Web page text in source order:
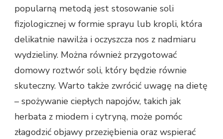
popularną metodą jest stosowanie soli
fizjologicznej w formie sprayu lub kropli, która
delikatnie nawilża i oczyszcza nos z nadmiaru
wydzieliny. Można również przygotować
domowy roztwór soli, który będzie równie
skuteczny. Warto także zwrócić uwagę na dietę
– spożywanie ciepłych napojów, takich jak
herbata z miodem i cytryną, może pomóc
złagodzić objawy przeziębienia oraz wspierać